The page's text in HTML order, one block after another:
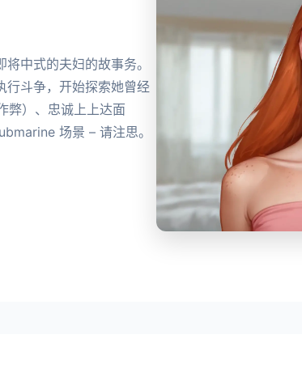
中式的夫妇的故事务。
行斗争，开始探索她曾经
弊）、忠诚上上达面
场景 – 请注思。